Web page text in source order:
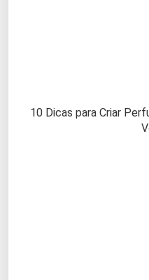
10 Dicas para Criar